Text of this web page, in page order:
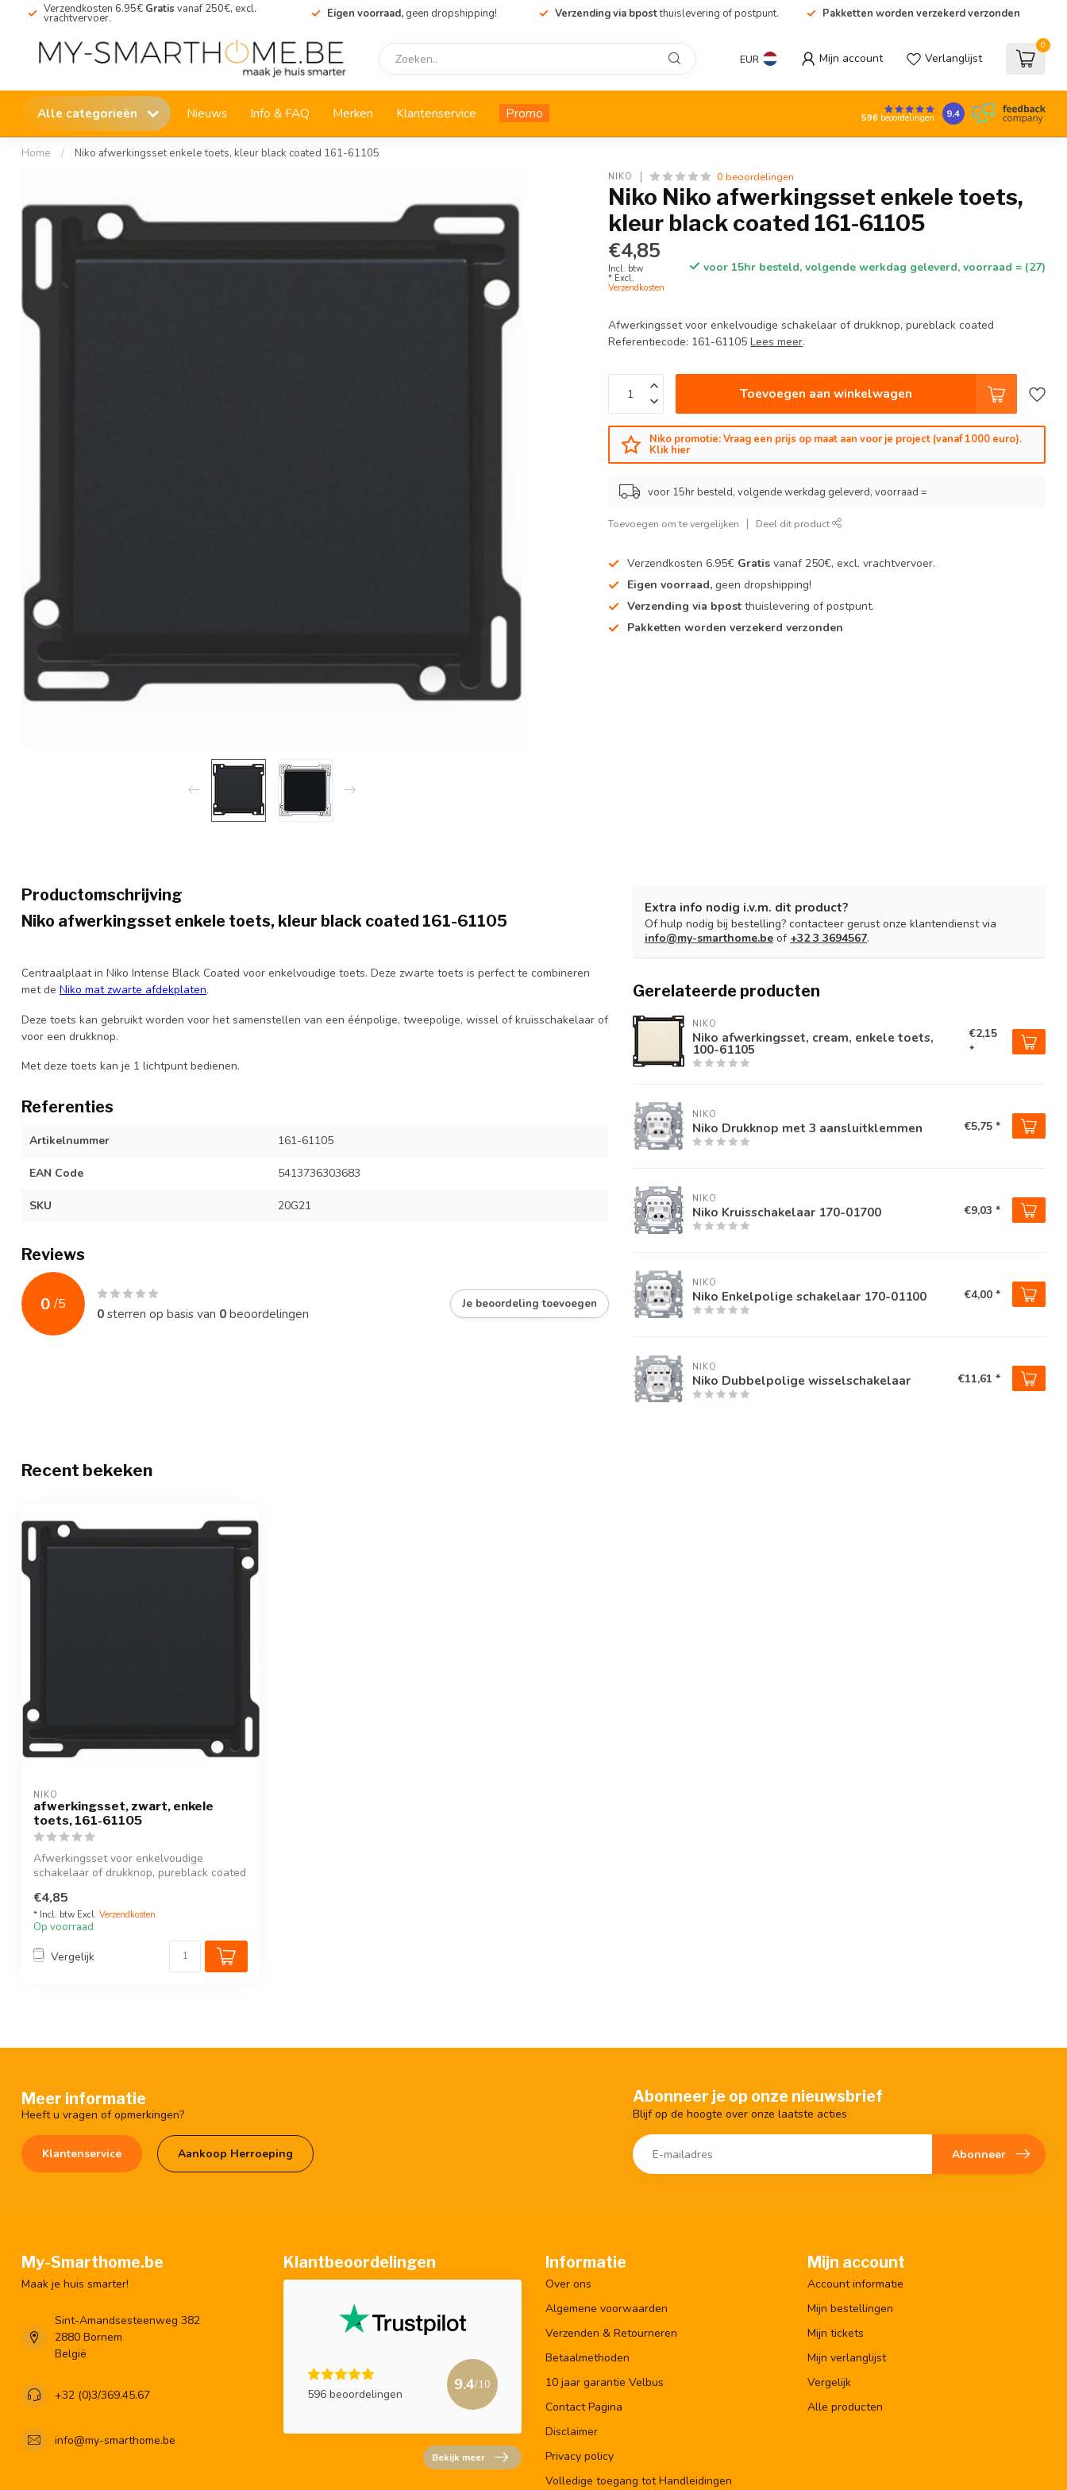
Verzendkosten 6.95€ Gratis vanaf 250€, excl.
vrachtvervoer. Eigen voorraad, geen dropshipping! Verzending via bpostthuislevering of postpunt. Pakketten worden verzekerd verzonden
EUR Mijn account Verlanglijst
0
Alle categorieën Nieuws Info & FAQ Merken Klantenservice Promo 596beoordelingen 9.4
Home / Niko afwerkingsset enkele toets, kleur black coated 161-61105
NIKO 0 beoordelingen
Niko Niko afwerkingsset enkele toets,
kleur black coated 161-61105
€4,85
Incl. btw
* Excl.
Verzendkosten
voor 15hr besteld, volgende werkdag geleverd, voorraad = (27)
Afwerkingsset voor enkelvoudige schakelaar of drukknop, pureblack coated
Referentiecode: 161-61105Lees meer.
Toevoegen aan winkelwagen
Niko promotie: Vraag een prijs op maat aan voor je project (vanaf 1000 euro).
Klik hier
voor 15hr besteld, volgende werkdag geleverd, voorraad =
Toevoegen om te vergelijken Deel dit product
Verzendkosten 6.95€ Gratis vanaf 250€, excl. vrachtvervoer.
Eigen voorraad,geen dropshipping!
Verzending via bpostthuislevering of postpunt.
Pakketten worden verzekerd verzonden
Productomschrijving
Niko afwerkingsset enkele toets, kleur black coated 161-61105
Centraalplaat in Niko Intense Black Coated voor enkelvoudige toets. Deze zwarte toets is perfect te combineren
met de Niko mat zwarte afdekplaten.
Deze toets kan gebruikt worden voor het samenstellen van een éénpolige, tweepolige, wissel of kruisschakelaar of
voor een drukknop.
Met deze toets kan je 1 lichtpunt bedienen.
Referenties
Artikelnummer 161-61105
EAN Code 5413736303683
SKU 20G21
Reviews
0 /5
0sterren op basis van 0beoordelingen
Je beoordeling toevoegen
Extra info nodig i.v.m. dit product?
Of hulp nodig bij bestelling? contacteer gerust onze klantendienst via
info@my-smarthome.be of +32 3 3694567.
Gerelateerde producten
NIKO
Niko afwerkingsset, cream, enkele toets,
100-61105
€2,15
*
NIKO
Niko Drukknop met 3 aansluitklemmen €5,75 *
NIKO
Niko Kruisschakelaar 170-01700 €9,03 *
NIKO
Niko Enkelpolige schakelaar 170-01100 €4,00 *
NIKO
Niko Dubbelpolige wisselschakelaar €11,61 *
Recent bekeken
NIKO
afwerkingsset, zwart, enkele
toets, 161-61105
Afwerkingsset voor enkelvoudige
schakelaar of drukknop, pureblack coated
€4,85
* Incl. btw Excl. Verzendkosten
Op voorraad
Vergelijk
Meer informatie
Heeft u vragen of opmerkingen?
Klantenservice Aankoop Herroeping
Abonneer je op onze nieuwsbrief
Blijf op de hoogte over onze laatste acties
Abonneer
My-Smarthome.be
Maak je huis smarter!
Sint-Amandsesteenweg 382
2880 Bornem
België
+32 (0)3/369.45.67
info@my-smarthome.be
Klantbeoordelingen
596 beoordelingen
9.4/10
Bekijk meer
Informatie
Over ons
Algemene voorwaarden
Verzenden & Retourneren
Betaalmethoden
10 jaar garantie Velbus
Contact Pagina
Disclaimer
Privacy policy
Volledige toegang tot Handleidingen
Mijn account
Account informatie
Mijn bestellingen
Mijn tickets
Mijn verlanglijst
Vergelijk
Alle producten